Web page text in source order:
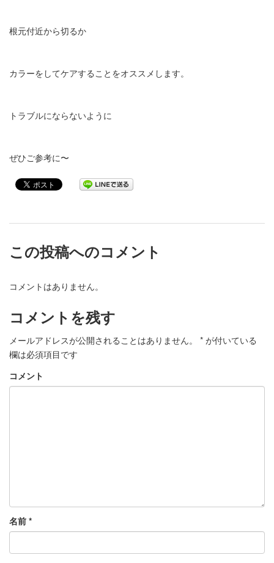
根元付近から切るか
カラーをしてケアすることをオススメします。
トラブルにならないように
ぜひご参考に〜
この投稿へのコメント
コメントはありません。
コメントを残す
メールアドレスが公開されることはありません。 * が付いている
欄は必須項目です
コメント
名前 *